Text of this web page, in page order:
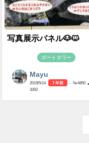
写真展示パネル🐶🐱
ポートタワー
Mayu
2019/5/14 7 年前
- №4850
3302